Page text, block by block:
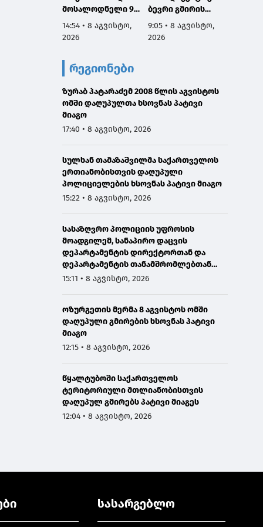
მოსალოდნელი 9-
11 აგვისტოს
საქართველოში
14:54 • 8 აგვისტო,
2026
ბევრი გმირის
სახელი და
დაგვაკისრა
ინტერესებზე
ზრუნვისას და
შევძლოთ
9:05 • 8 აგვისტო,
2026
რეგიონები
ზურაბ პატარაძემ 2008 წლის აგვისტოს
ომში დაღუპულთა ხსოვნას პატივი
მიაგო
17:40 • 8 აგვისტო, 2026
სულხან თამაზაშვილმა საქართველოს
ერთიანობისთვის დაღუპული
პოლიციელების ხსოვნას პატივი მიაგო
15:22 • 8 აგვისტო, 2026
სასაზღვრო პოლიციის უფროსის
მოადგილემ, სანაპირო დაცვის
დეპარტამენტის დირექტორთან და
დეპარტამენტის თანამშრომლებთან
ერთად სანაპირო დაცვის ფოთის ბაზაზე
15:11 • 8 აგვისტო, 2026
ოზურგეთის მერმა 8 აგვისტოს ომში
დაღუპული გმირების ხსოვნას პატივი
მიაგო
12:15 • 8 აგვისტო, 2026
წყალტუბოში საქართველოს
ტერიტორიული მთლიანობისთვის
დაღუპულ გმირებს პატივი მიაგეს
12:04 • 8 აგვისტო, 2026
სასარგებლო